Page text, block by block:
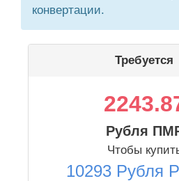
конвертации.
Требуется
Рубля
Чтобы
10293 Рубля